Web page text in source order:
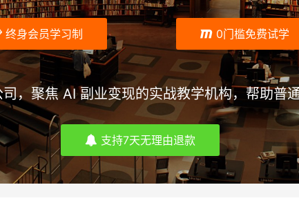
终身会员学习制 0门槛免费试学
，聚焦 AI 副业变现的实战教学机构，帮助普
支持7天无理由退款